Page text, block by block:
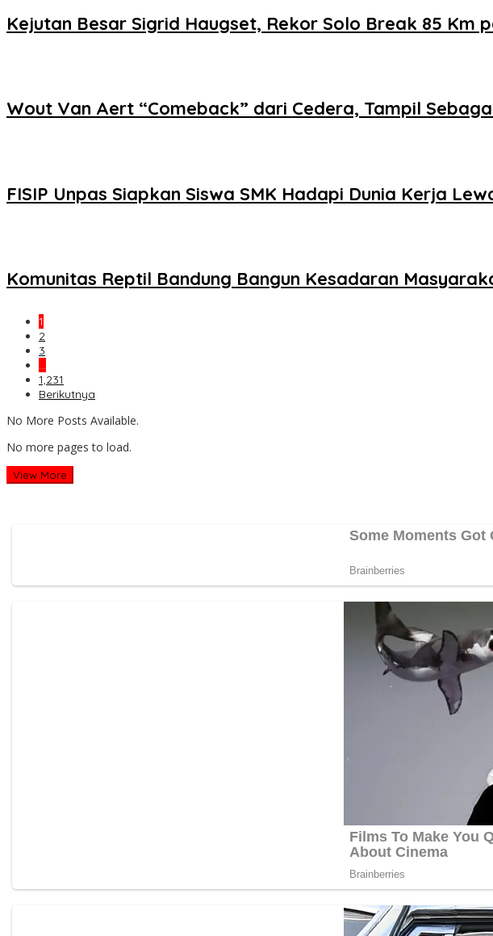
Kejutan Besar Sigrid Haugset, Rekor Solo Break 85 Km
Wout Van Aert “Comeback” dari Cedera, Tampil
FISIP Unpas Siapkan Siswa SMK Hadapi Dunia Kerja
Komunitas Reptil Bandung Bangun Kesadaran
1
2
3
…
1,231
Berikutnya
No More Posts Available.
No more pages to load.
View More